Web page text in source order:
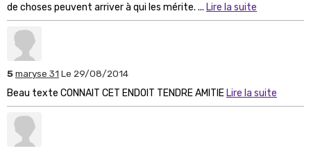
de choses peuvent arriver à qui les mérite. ... Lire la suite
5maryse 31 Le 29/08/2014
Beau texte CONNAIT CET ENDOIT TENDRE AMITIE Lire la suite